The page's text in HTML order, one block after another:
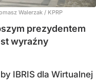
Walerzak / KPRP
prezydentem
wyraźny
IBRIS dla Wirtualnej